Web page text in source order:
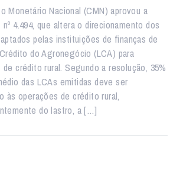
Monetário Nacional (CMN) aprovou a
4.494, que altera o direcionamento dos
pelas instituições de finanças de
do Agronegócio (LCA) para
crédito rural. Segundo a resolução, 35%
das LCAs emitidas deve ser
às operações de crédito rural,
do lastro, a […]